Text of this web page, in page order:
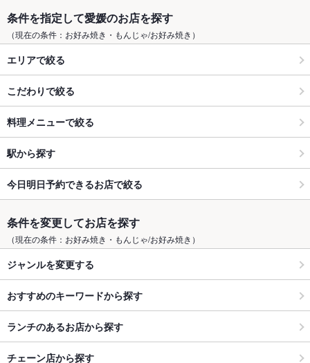
条件を指定して愛媛のお店を探す
（現在の条件：お好み焼き・もんじゃ/お好み焼き）
エリアで絞る
こだわりで絞る
料理メニューで絞る
駅から探す
今日明日予約できるお店で絞る
条件を変更してお店を探す
（現在の条件：お好み焼き・もんじゃ/お好み焼き）
ジャンルを変更する
おすすめのキーワードから探す
ランチのあるお店から探す
チェーン店から探す